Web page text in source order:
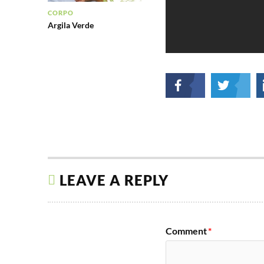
CORPO
Argila Verde
LEAVE A REPLY
Comment*